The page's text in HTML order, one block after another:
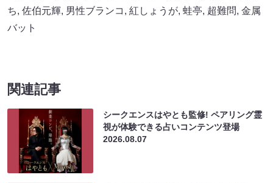
ち, 佐伯元輝, 男性ブランコ , 紅しょうが, 蛙亭, 超難問, 金属
バット
関連記事
シークエンスはやとも監修! ペアリング霊
視が体験できる占いコンテンツ登場
2026.08.07